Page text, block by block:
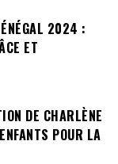
2024 :
ET
DE CHARLÈNE
POUR LA